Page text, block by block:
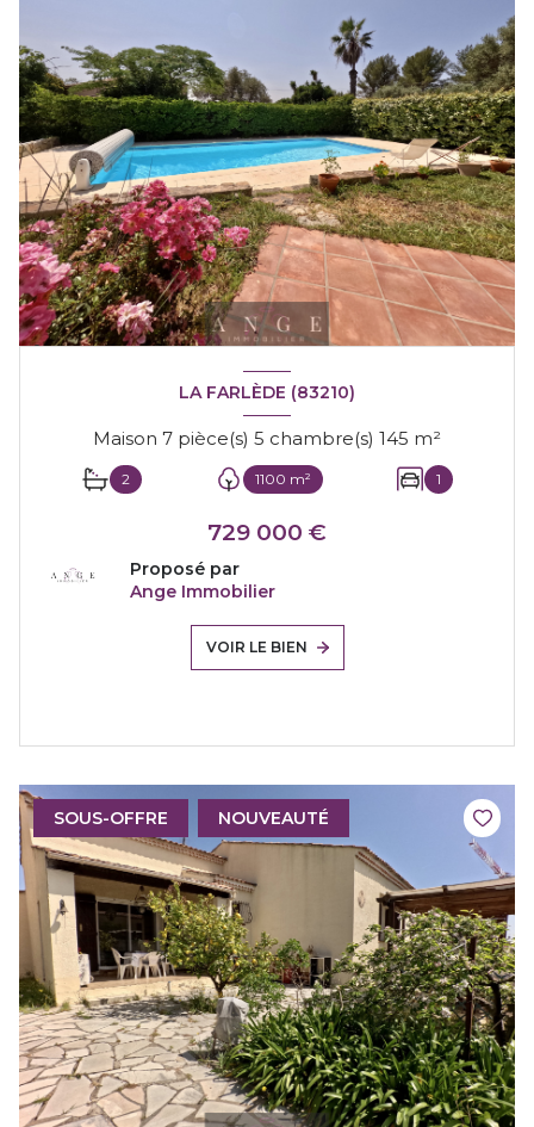
LA FARLÈDE (83210)
Maison 7 pièce(s) 5 chambre(s) 145 m²
2 1100 m² 1
729 000 €
Proposé par
Ange Immobilier
VOIR LE BIEN
SOUS-OFFRE NOUVEAUTÉ